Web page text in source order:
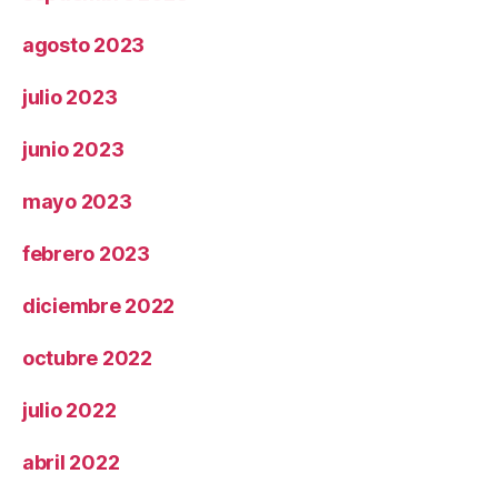
agosto 2023
julio 2023
junio 2023
mayo 2023
febrero 2023
diciembre 2022
octubre 2022
julio 2022
abril 2022